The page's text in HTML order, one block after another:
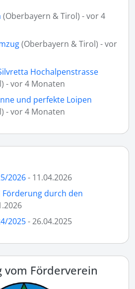
(Oberbayern & Tirol) - vor 4
(Oberbayern & Tirol) - vor
Hochalpenstrasse
- vor 4 Monaten
und perfekte Loipen
- vor 4 Monaten
2026- 11.04.2026
durch den
2025- 26.04.2025
vom Förderverein